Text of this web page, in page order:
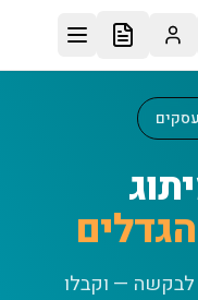
לבקשה — וקבלו